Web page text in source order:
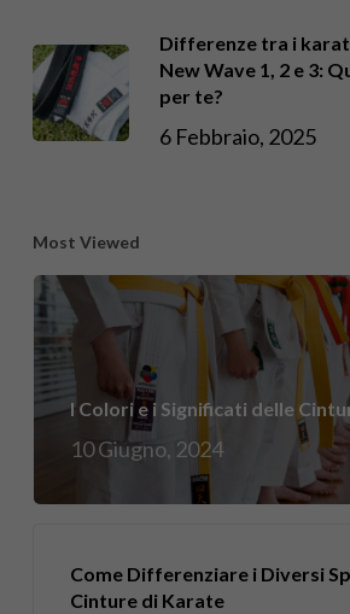
Differenze tra i
New Wave 1, 2 e 3:
per te?
6 Febbraio, 2025
Most Viewed
I Colori e i Significati delle
10 Giugno, 2024
Come Differenziare i Diversi
Cinture di Karate